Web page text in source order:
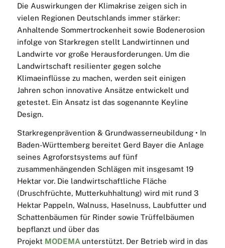
Die Auswirkungen der Klimakrise zeigen sich in
vielen Regionen Deutschlands immer stärker:
Anhaltende Sommertrockenheit sowie Bodenerosion
infolge von Starkregen stellt Landwirtinnen und
Landwirte vor große Herausforderungen. Um die
Landwirtschaft resilienter gegen solche
Klimaeinflüsse zu machen, werden seit einigen
Jahren schon innovative Ansätze entwickelt und
getestet. Ein Ansatz ist das sogenannte Keyline
Design.
Starkregenprävention & Grundwasserneubildung • In
Baden-Württemberg bereitet Gerd Bayer die Anlage
seines Agroforstsystems auf fünf
zusammenhängenden Schlägen mit insgesamt 19
Hektar vor. Die landwirtschaftliche Fläche
(Druschfrüchte, Mutterkuhhaltung) wird mit rund 3
Hektar Pappeln, Walnuss, Haselnuss, Laubfutter und
Schattenbäumen für Rinder sowie Trüffelbäumen
bepflanzt und über das
Projekt MODEMA unterstützt. Der Betrieb wird in das